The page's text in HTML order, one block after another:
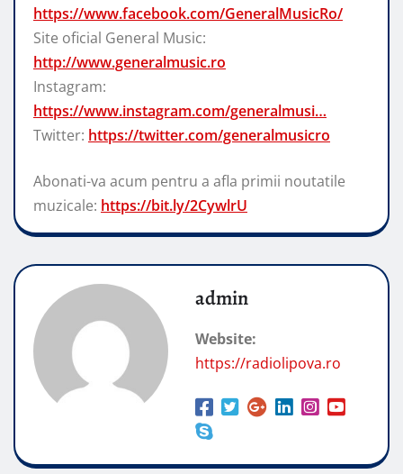
https://www.facebook.com/GeneralMusicRo/
Site oficial General Music:
http://www.generalmusic.ro
Instagram:
https://www.instagram.com/generalmusi…
Twitter: https://twitter.com/generalmusicro
Abonati-va acum pentru a afla primii noutatile
muzicale: https://bit.ly/2CywlrU
admin
Website:
https://radiolipova.ro